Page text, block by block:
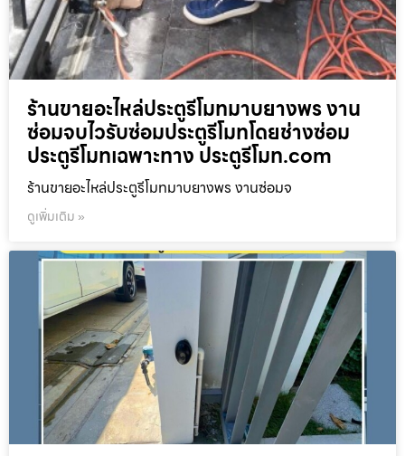
ร้านขายอะไหล่ประตูรีโมทมาบยางพร งาน
ซ่อมจบไวรับซ่อมประตูรีโมทโดยช่างซ่อม
ประตูรีโมทเฉพาะทาง ประตูรีโมท.com
ร้านขายอะไหล่ประตูรีโมทมาบยางพร งานซ่อมจ
ดูเพิ่มเติม »